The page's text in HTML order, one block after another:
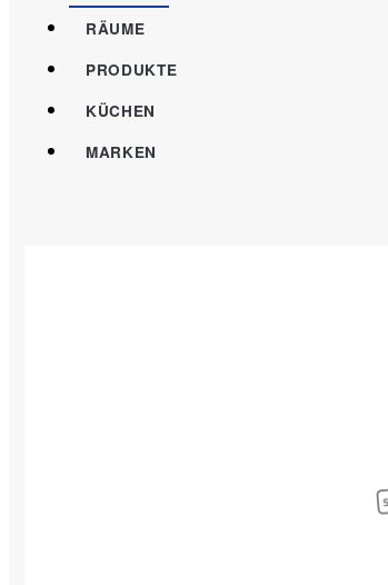
RÄUME
PRODUKTE
KÜCHEN
MARKEN